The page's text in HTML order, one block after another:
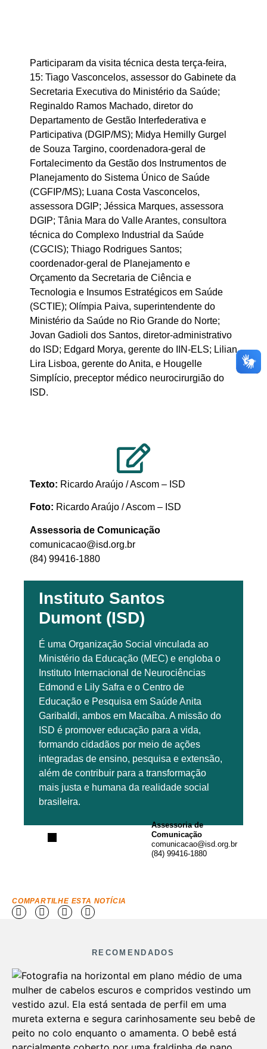
Participaram da visita técnica desta terça-feira,
15: Tiago Vasconcelos, assessor do Gabinete da
Secretaria Executiva do Ministério da Saúde;
Reginaldo Ramos Machado, diretor do
Departamento de Gestão Interfederativa e
Participativa (DGIP/MS); Midya Hemilly Gurgel
de Souza Targino, coordenadora-geral de
Fortalecimento da Gestão dos Instrumentos de
Planejamento do Sistema Único de Saúde
(CGFIP/MS); Luana Costa Vasconcelos,
assessora DGIP; Jéssica Marques, assessora
DGIP; Tânia Mara do Valle Arantes, consultora
técnica do Complexo Industrial da Saúde
(CGCIS); Thiago Rodrigues Santos;
coordenador-geral de Planejamento e
Orçamento da Secretaria de Ciência e
Tecnologia e Insumos Estratégicos em Saúde
(SCTIE); Olímpia Paiva, superintendente do
Ministério da Saúde no Rio Grande do Norte;
Jovan Gadioli dos Santos, diretor-administrativo
do ISD; Edgard Morya, gerente do IIN-ELS; Lilian
Lira Lisboa, gerente do Anita, e Hougelle
Simplício, preceptor médico neurocirurgião do
ISD.
Texto: Ricardo Araújo / Ascom – ISD
Foto: Ricardo Araújo / Ascom – ISD
Assessoria de Comunicação
comunicacao@isd.org.br
(84) 99416-1880
Instituto Santos
Dumont (ISD)
É uma Organização Social vinculada ao
Ministério da Educação (MEC) e engloba o
Instituto Internacional de Neurociências
Edmond e Lily Safra e o Centro de
Educação e Pesquisa em Saúde Anita
Garibaldi, ambos em Macaíba. A missão do
ISD é promover educação para a vida,
formando cidadãos por meio de ações
integradas de ensino, pesquisa e extensão,
além de contribuir para a transformação
mais justa e humana da realidade social
brasileira.
Assessoria de
Comunicação
comunicacao@isd.org.br
(84) 99416-1880
COMPARTILHE ESTA NOTÍCIA
RECOMENDADOS